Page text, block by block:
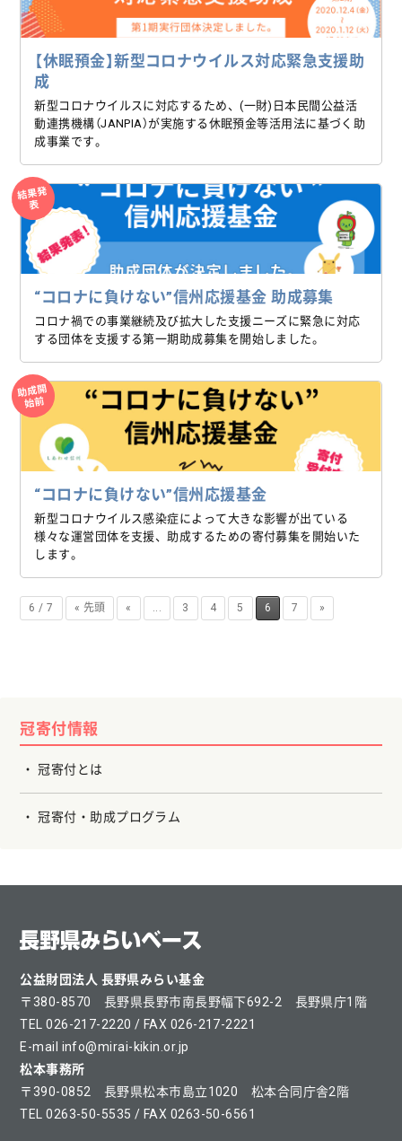
【休眠預金】新型コロナウイルス対応緊急支援助
成
新型コロナウイルスに対応するため、(一財)日本民間公益活
動連携機構（JANPIA）が実施する休眠預金等活用法に基づく助
成事業です。
結果発
表
“コロナに負けない”信州応援基金 助成募集
コロナ禍での事業継続及び拡大した支援ニーズに緊急に対応
する団体を支援する第一期助成募集を開始しました。
助成開
始前
“コロナに負けない”信州応援基金
新型コロナウイルス感染症によって大きな影響が出ている
様々な運営団体を支援、助成するための寄付募集を開始いた
します。
6 / 7 « 先頭 « ... 3 4 5 6 7 »
冠寄付情報
冠寄付とは
冠寄付・助成プログラム
公益財団法人 長野県みらい基金
〒380-8570 長野県長野市南長野幅下692-2 長野県庁1階
TEL 026-217-2220 / FAX 026-217-2221
E-mail info@mirai-kikin.or.jp
松本事務所
〒390-0852 長野県松本市島立1020 松本合同庁舎2階
TEL 0263-50-5535 / FAX 0263-50-6561